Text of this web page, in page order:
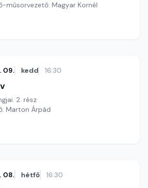
műsorvezető: Magyar Kornél
09. kedd 16:30
2. rész
Marton Árpád
08. hétfő 16:30